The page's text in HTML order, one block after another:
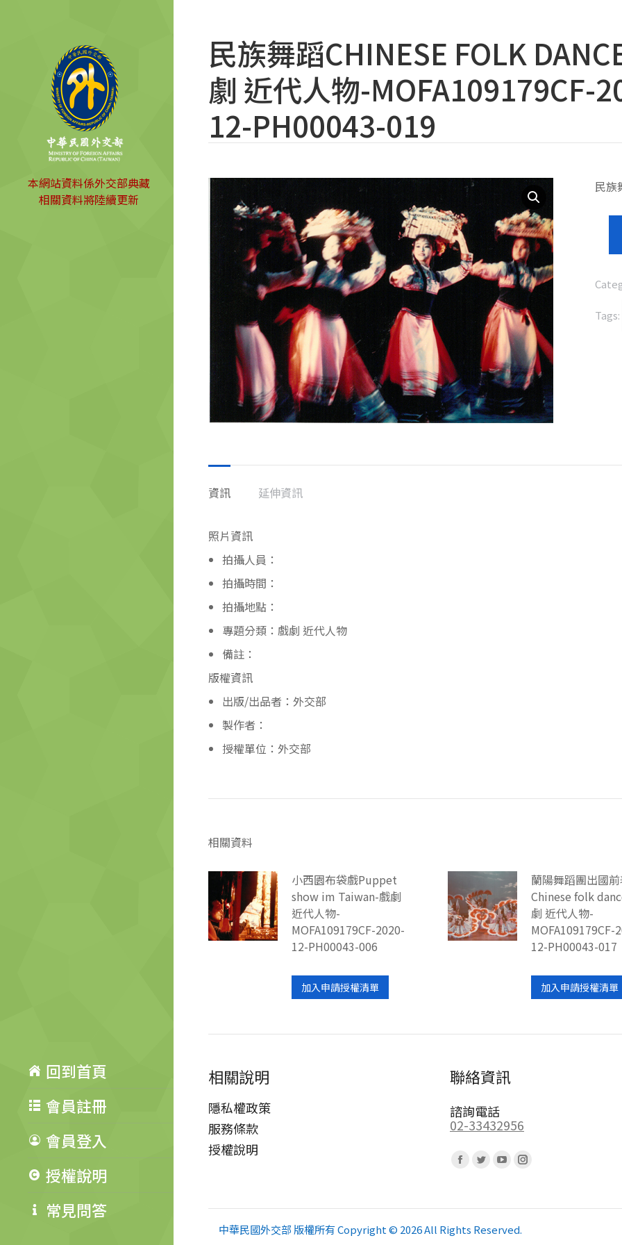
本網站資料係外交部典藏
相關資料將陸續更新
回到首頁
會員註冊
會員登入
授權說明
常見問答
民族舞蹈CHINESE FOLK
劇 近代人物-MOFA109179CF-
12-PH00043-019
民族
Tags:
資訊 延伸資訊
照片資訊
拍攝人員：
拍攝時間：
拍攝地點：
專題分類：戲劇 近代人物
備註：
版權資訊
出版/出品者：外交部
製作者：
授權單位：外交部
相關資料
小西園布袋戲Puppet
show im Taiwan-戲劇
近代人物-
MOFA109179CF-2020-
12-PH00043-006
加入申請授權清單
蘭陽舞蹈團出國
Chinese folk
劇 近代人物-
MOFA109179CF-
12-PH00043-017
加入申請授權清單
相關說明
隱私權政策
服務條款
授權說明
聯絡資訊
諮詢電話
02-33432956
Facebook
new
Twitter
new
YouTube
new
Instagram
中華民國外交部 版權所有 Copyright © 2026 All Rights Reserved.